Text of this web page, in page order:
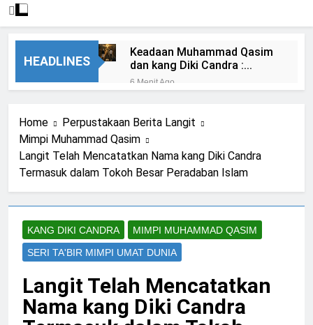
HEADLINES
Keadaan Muhammad Qasim
dan kang Diki Candra :
Berbeda Jalan Namun Satu
Tujuan
6 Menit Ago
Jalan Qasim Berbeda Menuju
Satu Bai’at
17 Menit Ago
kang Diki Memaksa Sayyid
Muhammad Qasim untuk
Dibaiat di Depan Ka’bah
1 Hari Ago
Deklarasi Kenabian Al-Mahdi
di Rumah Allah ﷻ: Isyarat
Penegasan Al Mahdi Adalah
Muhammad Qasim
1 Hari Ago
Isyarat Dilarang
Menundukkan Badan
kepada Selain Allah ﷻ
2 Hari Ago
Ada Batas Waktu
(Kesempatan) untuk Uzlah : “
Panggilan Pulang ke Tanah
2 Hari Ago
Home
Perpustakaan Berita Langit
Mimpi Muhammad Qasim
Langit Telah Mencatatkan Nama kang Diki Candra
Termasuk dalam Tokoh Besar Peradaban Islam
KANG DIKI CANDRA
MIMPI MUHAMMAD QASIM
SERI TA'BIR MIMPI UMAT DUNIA
Langit Telah Mencatatkan
Nama kang Diki Candra